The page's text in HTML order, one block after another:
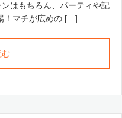
はもちろん、パーティや記
！マチが広めの […]
む